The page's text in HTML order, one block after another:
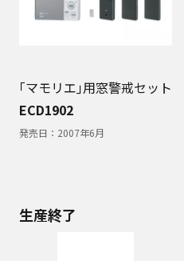
｢マモリエ｣用窓警戒セット
ECD1902
発売日： 2007年6月
生産終了